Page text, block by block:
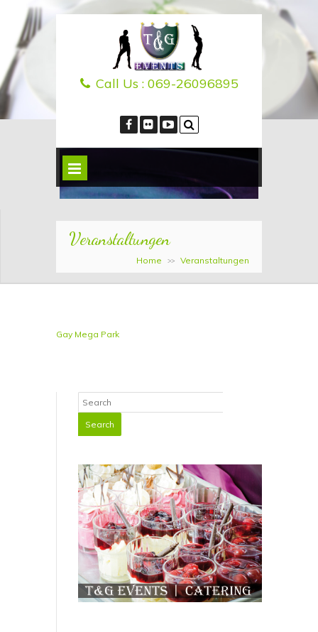
Call Us : 069-26096895
Veranstaltungen
Home >> Veranstaltungen
Gay Mega Park